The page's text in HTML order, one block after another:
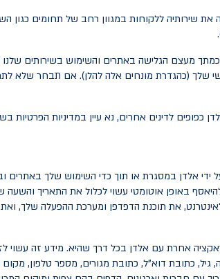
כלי רכב והיא מפעילה למעלה מ-20 סניפים ומציעה את שירותיה ללקוחות
מעצם הגלישה באתרים והשימוש בשירותים שלנו
שלך (כהגדרת מונחים אלה להלן). אם תבחר שלא
כפופים לדינים אחרים, נא עיין במדיניות הפרטיות
אלדן במסגרת או תוך כדי השימוש שלך באתרים
באופן אוטומטי עשוי לכלול את התאריך והשעה
את תוכנת הדפדפן ומערכת ההפעלה שלך,
אחרת עם אלדן בכל דרך שהיא. מידע זה עשוי
גיל, כתובת דוא"ל, כתובת מגורים, מספר טלפון,